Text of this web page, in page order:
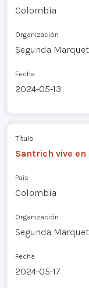
Colombia
Organización
Segunda
Fecha
2024-05-13
Título
Santrich vive
País
Colombia
Organización
Segunda
Fecha
2024-05-17